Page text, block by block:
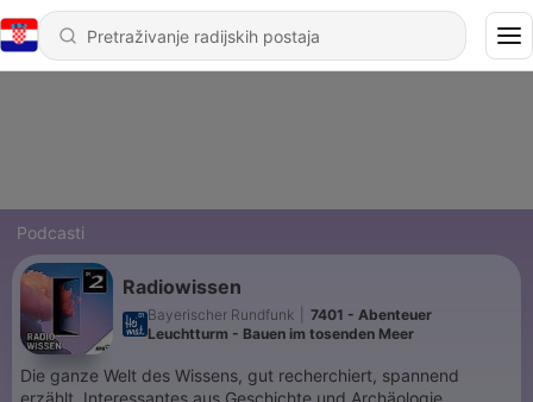
Podcasti
Radiowissen
Bayerischer Rundfunk
7401 - Abenteuer
Leuchtturm - Bauen im tosenden Meer
Die ganze Welt des Wissens, gut recherchiert, spannend
erzählt. Interessantes aus Geschichte und Archäologie,